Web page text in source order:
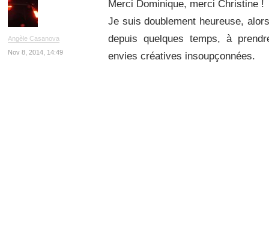
Angèle Casanova
Nov 8, 2014, 14:49
Merci Dominique, merci Christine !
Je suis doublement heureuse,
depuis quelques temps, à
envies créatives insoupçonnées.